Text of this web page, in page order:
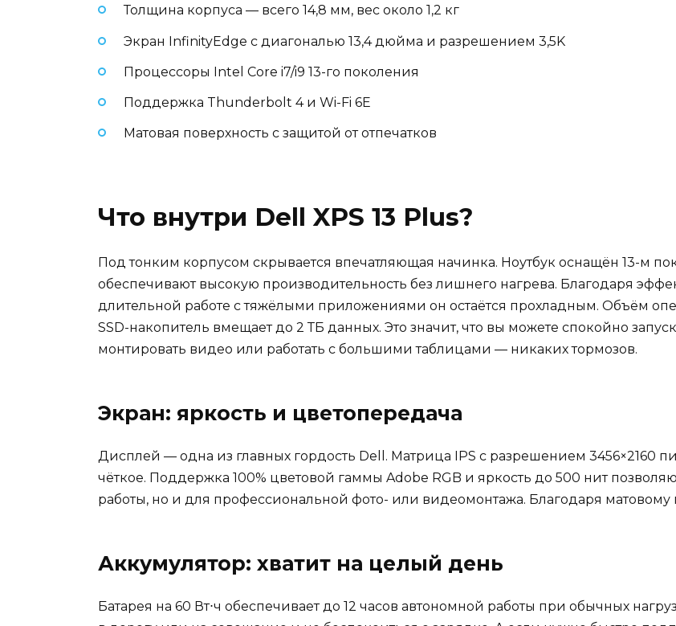
Толщина корпуса — всего 14,8 мм, вес около 1,2 кг
Экран InfinityEdge с диагональю 13,4 дюйма и разрешением 3,5K
Процессоры Intel Core i7/i9 13-го поколения
Поддержка Thunderbolt 4 и Wi-Fi 6E
Матовая поверхность с защитой от отпечатков
Что внутри Dell XPS 13 Plus?
Под тонким корпусом скрывается впечатляющая начинка. Ноутбук оснащён 13-м
обеспечивают высокую производительность без лишнего нагрева. Благодаря
длительной работе с тяжёлыми приложениями он остаётся прохладным. Объём
SSD-накопитель вмещает до 2 ТБ данных. Это значит, что вы можете спокойно
монтировать видео или работать с большими таблицами — никаких тормозов.
Экран: яркость и цветопередача
Дисплей — одна из главных гордость Dell. Матрица IPS с разрешением 3456×2160
чёткое. Поддержка 100% цветовой гаммы Adobe RGB и яркость до 500 нит
работы, но и для профессиональной фото- или видеомонтажа. Благодаря
Аккумулятор: хватит на целый день
Батарея на 60 Вт⋅ч обеспечивает до 12 часов автономной работы при обычных